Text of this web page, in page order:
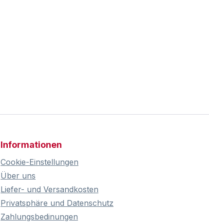
Informationen
Cookie-Einstellungen
Über uns
Liefer- und Versandkosten
Privatsphäre und Datenschutz
Zahlungsbedinungen